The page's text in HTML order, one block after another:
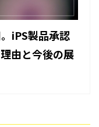
iPS製品承認
由と今後の展